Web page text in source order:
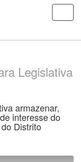
Legislativa
armazenar,
interesse do
Distrito